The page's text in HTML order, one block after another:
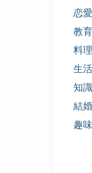
恋愛
教
料
生活
知
結婚
趣味